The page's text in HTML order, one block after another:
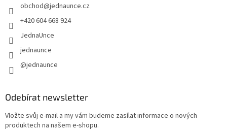
obchod@jednaunce.cz
+420 604 668 924
JednaUnce
jednaunce
@jednaunce
Odebírat newsletter
Vložte svůj e-mail a my vám budeme zasílat informace o nových
produktech na našem e-shopu.